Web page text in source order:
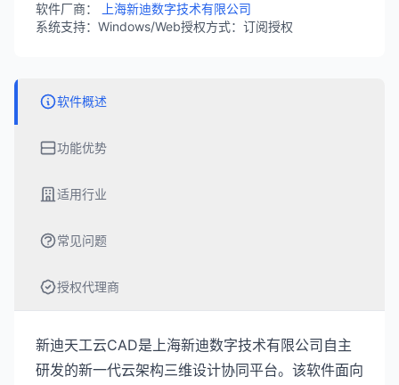
软件厂商：
上海新迪数字技术有限公司
系统支持：Windows/Web授权方式：订阅授权
软件概述
功能优势
适用行业
常见问题
授权代理商
新迪天工云CAD是上海新迪数字技术有限公司自主
研发的新一代云架构三维设计协同平台。该软件面向